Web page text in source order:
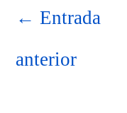
← Entrada
anterior